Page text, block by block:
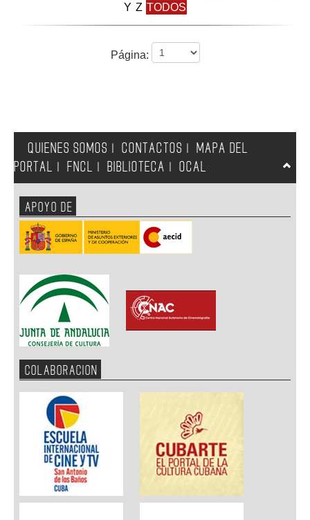
Y Z TODOS
Página:
QUIENES SOMOS CONTACTOS
MAPA DEL
PORTAL
FNCL BIBLIOTECA OCAL
APOYO DE
COLABORACION